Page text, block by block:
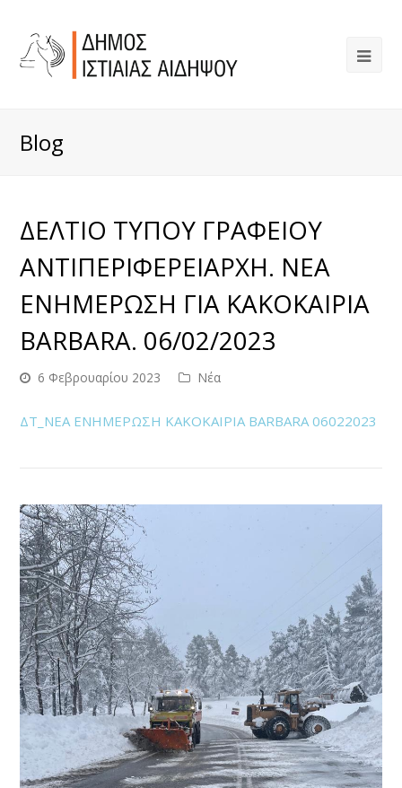
Blog
ΔΕΛΤΙΟ ΤΥΠΟΥ ΓΡΑΦΕΙΟΥ
ΑΝΤΙΠΕΡΙΦΕΡΕΙΑΡΧΗ. ΝΕΑ
ΕΝΗΜΕΡΩΣΗ ΓΙΑ ΚΑΚΟΚΑΙΡΙΑ
BARBARA. 06/02/2023
6 Φεβρουαρίου 2023 Νέα
ΔΤ_ΝΕΑ ΕΝΗΜΕΡΩΣΗ ΚΑΚΟΚΑΙΡΙΑ BARBARA 06022023